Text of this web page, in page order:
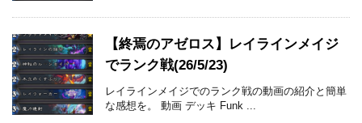
【終焉のアゼロス】レイラインメイジ
でランク戦(26/5/23)
レイラインメイジでのランク戦の動画の紹介と簡単
な感想を。 動画 デッキ Funk ...